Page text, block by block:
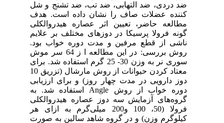
ضد دردی، ضد التهابی، ضد تب، ضد تشنج و شل
کننده عضلات صاف را نشان داده است. هدف‌
مطالعه‌ حاضر، تعیین‌ اثر عصاره هیدروالکلی
گونه فرولا پرسیکا در دوزهای‌ مختلف‌ بر علایم‌
ناشی‌ از قطع‌ مرفین و مدت دوره خواب بود.
روش بررسی: در این مطالعه ا ز 64 سر موش
سوری نر به وزن 30- 25 گرم استفاده شد. برای‌
معتاد کردن‌ حیوانات‌ از روش‌ مارشال ‌(تزریق 10
دوز دارویی در مدت چهار روز) و برای‌ ارزیابی‌
دوره‌ خواب‌ از روش‌ Angle استفاده‌ شد. به
گروه‌های آزمایش سه دوز عصاره هیدروالکلی
فرولا (50، 100 و200 میلی‌‌گرم به‌ ازای هر
کیلوگرم‌ وزن‌) و در گروه شاهد سالین به صورت